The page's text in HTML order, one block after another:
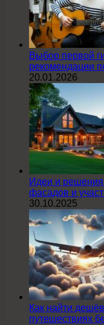
Выбор первой
рекомендации
20.01.2026
Идеи и
фасадов и
30.10.2025
Как найти
путешествиях